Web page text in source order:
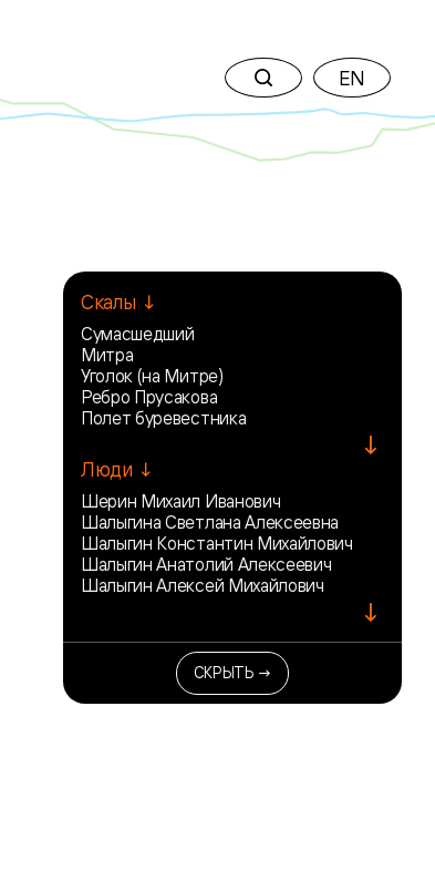
EN
Скалы ↓
Сумасшедший
Митра
Уголок (на Митре)
Ребро Прусакова
Полет буревестника
↓
Люди ↓
Шерин Михаил Иванович
Шалыгина Светлана Алексеевна
Шалыгин Константин Михайлович
Шалыгин Анатолий Алексеевич
Шалыгин Алексей Михайлович
↓
СКРЫТЬ →